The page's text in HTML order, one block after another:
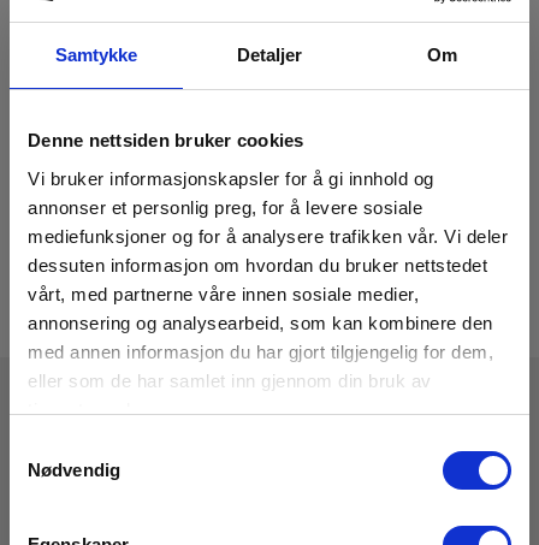
Samtykke Detaljer Om
Denne nettsiden bruker cookies
Vi bruker informasjonskapsler for å gi innhold og
annonser et personlig preg, for å levere sosiale
mediefunksjoner og for å analysere trafikken vår. Vi deler
dessuten informasjon om hvordan du bruker nettstedet
vårt, med partnerne våre innen sosiale medier,
annonsering og analysearbeid, som kan kombinere den
med annen informasjon du har gjort tilgjengelig for dem,
eller som de har samlet inn gjennom din bruk av
tjenestene deres.
Nødvendig